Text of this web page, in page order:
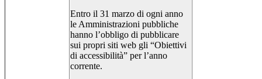
Entro il 31 marzo di ogni anno
le Amministrazioni pubbliche
hanno l’obbligo di pubblicare
sui propri siti web gli “Obiettivi
di accessibilità” per l’anno
corrente.